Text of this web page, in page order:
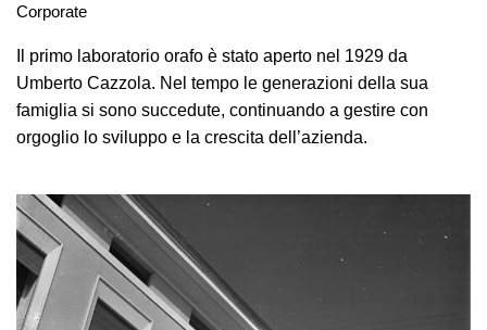
Corporate
Il primo laboratorio orafo è stato aperto nel 1929 da
Umberto Cazzola. Nel tempo le generazioni della sua
famiglia si sono succedute, continuando a gestire con
orgoglio lo sviluppo e la crescita dell’azienda.